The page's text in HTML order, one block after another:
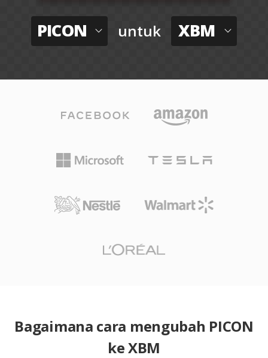
PICON untuk XBM
Bagaimana cara mengubah PICON
ke XBM